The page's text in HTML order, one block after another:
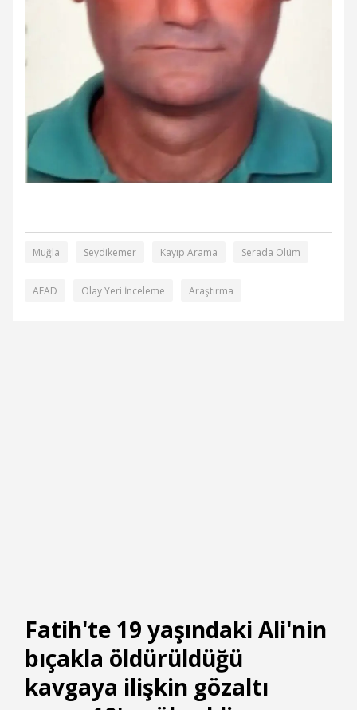
Muğla Seydikemer Kayıp Arama Serada Ölüm
AFAD Olay Yeri İnceleme Araştırma
Fatih'te 19 yaşındaki Ali'nin
bıçakla öldürüldüğü
kavgaya ilişkin gözaltı